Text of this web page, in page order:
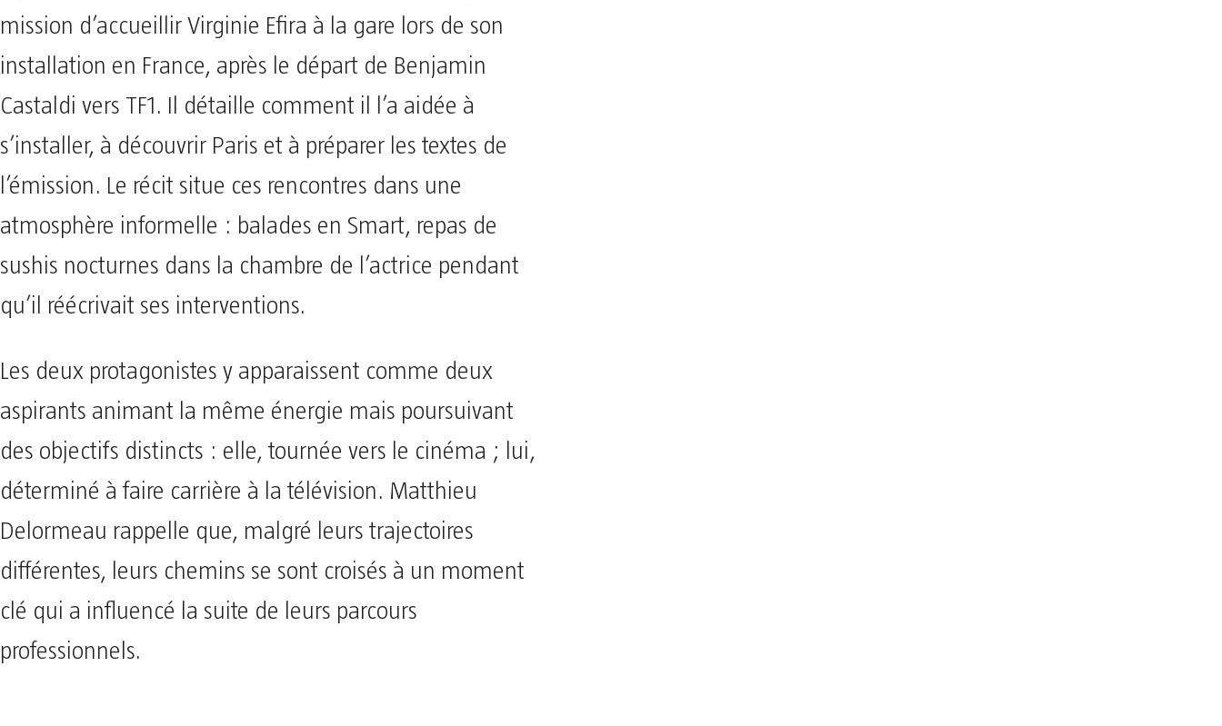
mission d’accueillir Virginie Efira à la gare lors de son
installation en France, après le départ de Benjamin
Castaldi vers TF1. Il détaille comment il l’a aidée à
s’installer, à découvrir Paris et à préparer les textes de
l’émission. Le récit situe ces rencontres dans une
atmosphère informelle : balades en Smart, repas de
sushis nocturnes dans la chambre de l’actrice pendant
qu’il réécrivait ses interventions.
Les deux protagonistes y apparaissent comme deux
aspirants animant la même énergie mais poursuivant
des objectifs distincts : elle, tournée vers le cinéma ; lui,
déterminé à faire carrière à la télévision. Matthieu
Delormeau rappelle que, malgré leurs trajectoires
différentes, leurs chemins se sont croisés à un moment
clé qui a influencé la suite de leurs parcours
professionnels.